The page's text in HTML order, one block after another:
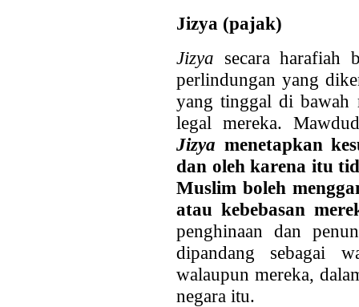
Jizya (pajak)
Jizya secara harafiah
perlindungan yang
yang tinggal di bawah
legal mereka.
Jizya menetapkan
dan oleh karena itu
Muslim boleh
atau kebebasan
penghinaan dan
dipandang sebagai
walaupun mereka,
negara itu.